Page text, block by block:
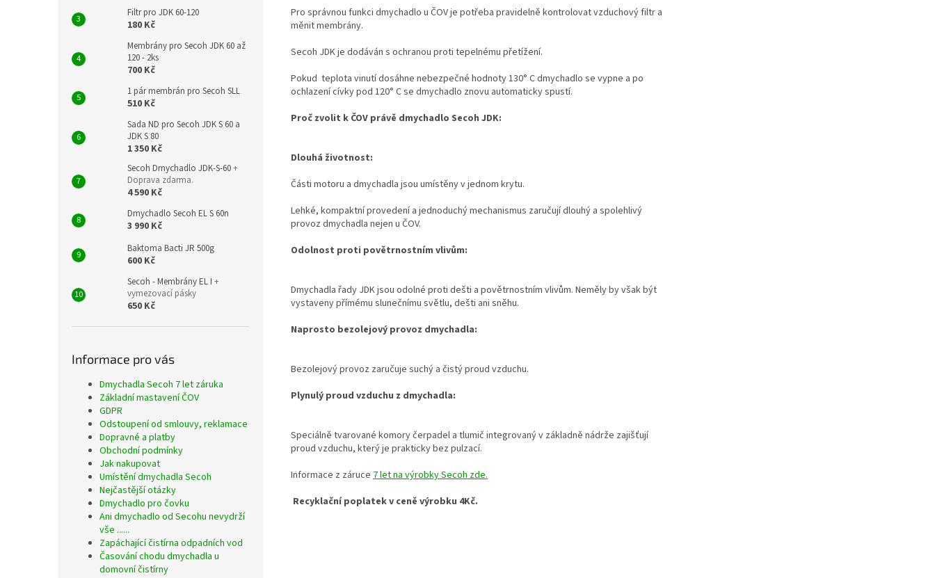
Filtr pro JDK 60-120
180 Kč
Membrány pro Secoh JDK 60 až
120 - 2ks
700 Kč
1 pár membrán pro Secoh SLL
510 Kč
Sada ND pro Secoh JDK S 60 a
JDK S 80
1 350 Kč
Secoh Dmychadlo JDK-S-60+
Doprava zdarma.
4 590 Kč
Dmychadlo Secoh EL S 60n
3 990 Kč
Baktoma Bacti JR 500g
600 Kč
Secoh - Membrány EL I +
vymezovací pásky
650 Kč
Informace pro vás
Dmychadla Secoh 7 let záruka
Základní mastavení ČOV
GDPR
Odstoupení od smlouvy, reklamace
Dopravné a platby
Obchodní podmínky
Jak nakupovat
Umístění dmychadla Secoh
Nejčastější otázky
Dmychadlo pro čovku
Ani dmychadlo od Secohu nevydrží
vše ......
Zapáchající čistírna odpadních vod
Časování chodu dmychadla u
domovní čistírny
Pro správnou funkci dmychadlo u ČOV je potřeba pravidelně kontrolovat vzduchový filtr a
měnit membrány.
Secoh JDK je dodáván s ochranou proti tepelnému přetížení.
Pokud teplota vinutí dosáhne nebezpečné hodnoty 130° C dmychadlo se vypne a po
ochlazení cívky pod 120° C se dmychadlo znovu automaticky spustí.
Proč zvolit k ČOV právě dmychadlo Secoh JDK:
Dlouhá životnost:
Části motoru a dmychadla jsou umístěny v jednom krytu.
Lehké, kompaktní provedení a jednoduchý mechanismus zaručují dlouhý a spolehlivý
provoz dmychadla nejen u ČOV.
Odolnost proti povětrnostním vlivům:
Dmychadla řady JDK jsou odolné proti dešti a povětrnostním vlivům. Neměly by však být
vystaveny přímému slunečnímu světlu, dešti ani sněhu.
Naprosto bezolejový provoz dmychadla:
Bezolejový provoz zaručuje suchý a čistý proud vzduchu.
Plynulý proud vzduchu z dmychadla:
Speciálně tvarované komory čerpadel a tlumič integrovaný v základně nádrže zajišťují
proud vzduchu, který je prakticky bez pulzací.
Informace z záruce 7 let na výrobky Secoh zde.
Recyklační poplatek v ceně výrobku 4Kč.